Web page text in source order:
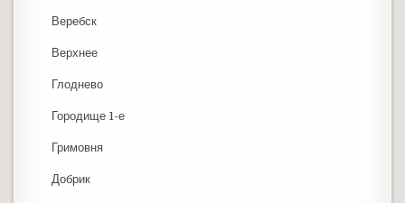
Веребск
Верхнее
Глоднево
Городище 1-е
Гримовня
Добрик